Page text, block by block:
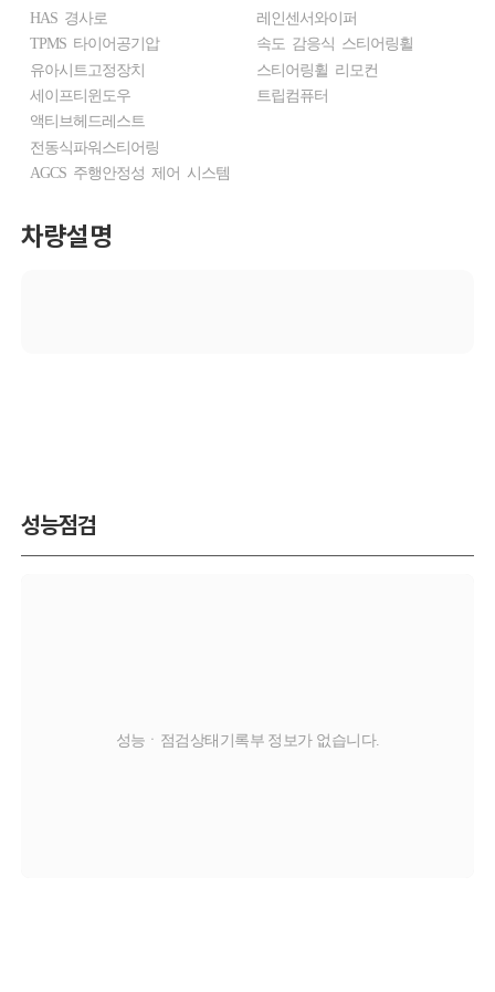
HAS 경사로
TPMS 타이어공기압
유아시트고정장치
세이프티윈도우
액티브헤드레스트
전동식파워스티어링
AGCS 주행안정성 제어 시스템
레인센서와이퍼
속도 감응식 스티어링휠
스티어링휠 리모컨
트립컴퓨터
차량설명
성능점검
성능ㆍ점검상태기록부 정보가 없습니다.